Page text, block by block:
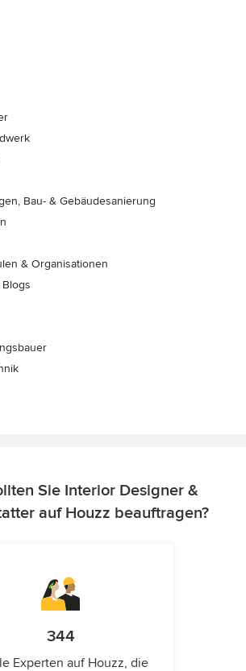
Bau- & Gebäudesanierung
& Organisationen
Sie Interior Designer &
auf Houzz beauftragen?
344
Experten auf Houzz, die